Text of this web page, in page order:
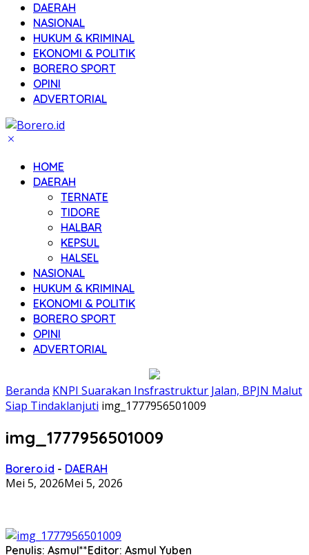
DAERAH
NASIONAL
HUKUM & KRIMINAL
EKONOMI & POLITIK
BORERO SPORT
OPINI
ADVERTORIAL
HOME
DAERAH
TERNATE
TIDORE
HALBAR
KEPSUL
HALSEL
NASIONAL
HUKUM & KRIMINAL
EKONOMI & POLITIK
BORERO SPORT
OPINI
ADVERTORIAL
Beranda KNPI Suarakan Insfrastruktur Jalan, BPJN Malut
Siap Tindaklanjuti img_1777956501009
img_1777956501009
Borero.id - DAERAH
Mei 5, 2026Mei 5, 2026
Penulis: Asmul**Editor: Asmul Yuben